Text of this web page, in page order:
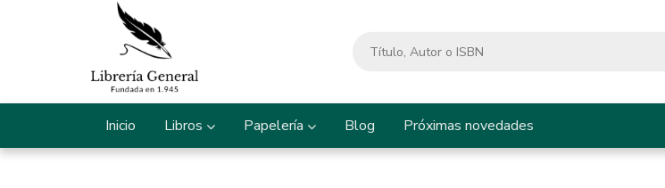
Inicio Libros Papelería Blog Próximas novedades